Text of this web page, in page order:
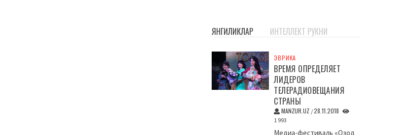
ЯНГИЛИКЛАР ИНТЕЛЛЕКТ РУКНИ
ЭВРИКА
ВРЕМЯ ОПРЕДЕЛЯЕТ
ЛИДЕРОВ
ТЕЛЕРАДИОВЕЩАНИЯ
СТРАНЫ
MANZUR.UZ /28.11.2018
1 993
Медиа-фестиваль «Озод